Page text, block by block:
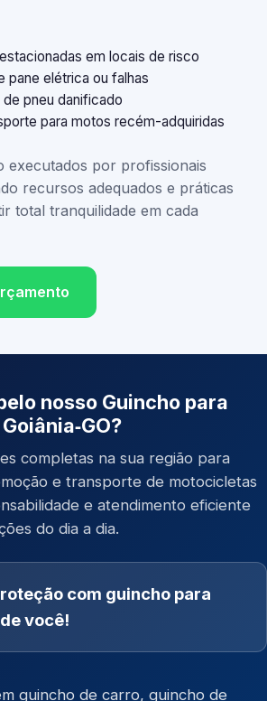
em locais de risco
pane elétrica ou falhas
pneu danificado
para motos recém-adquiridas
executados por profissionais
recursos adequados e práticas
total tranquilidade em cada
nosso Guincho para
completas na sua região para
e transporte de motocicletas
e atendimento eficiente
do dia a dia.
com guincho para
você!
guincho de carro, guincho de